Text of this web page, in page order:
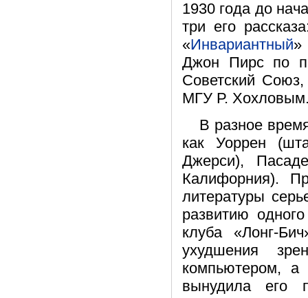
1930 года до
три его
«Инвариантный»
Джон Пирс по
Советский
МГУ Р.
В разное
как Уоррен
Джерси),
Калифорния).
литературы
развитию
клуба «Лонг-
ухудшения
компьютером, а
вынудила его